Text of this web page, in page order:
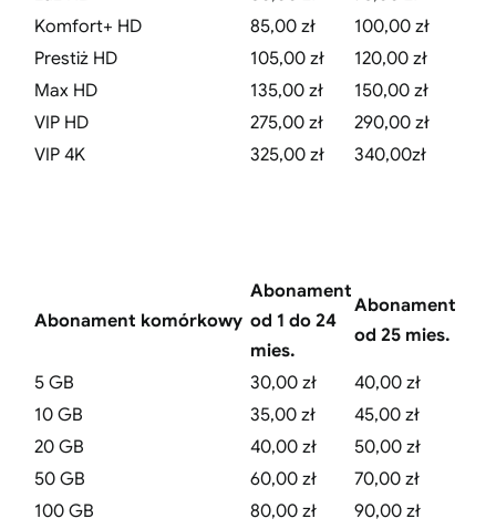
Komfort+ HD
85,00 zł
100,00 zł
Prestiż HD
105,00 zł
120,00 zł
Max HD
135,00 zł
150,00 zł
VIP HD
275,00 zł
290,00 zł
VIP 4K
325,00 zł 340,00zł
Abonament komórkowy
Abonament
od 1 do 24
mies.
Abonament
od 25 mies.
5 GB 30,00 zł
40,00 zł
10 GB
35,00 zł
45,00 zł
20 GB
40,00 zł
50,00 zł
50 GB
60,00 zł
70,00 zł
100 GB
80,00 zł
90,00 zł